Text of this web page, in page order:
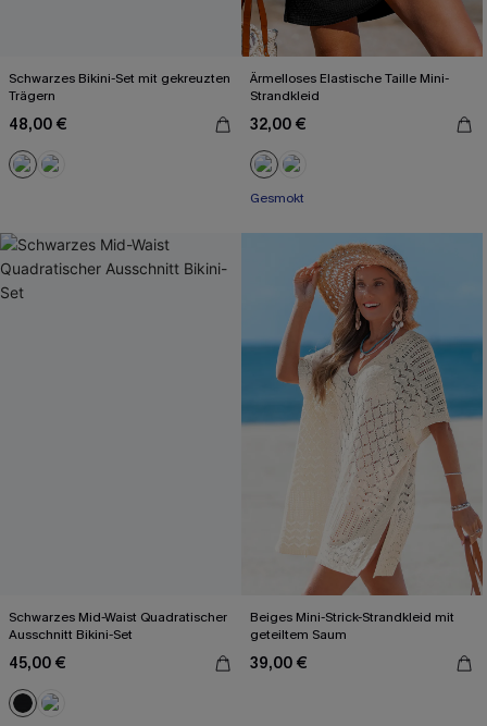
Schwarzes Bikini-Set mit gekreuzten
Trägern
48,00 €
Ärmelloses Elastische Taille Mini-
Strandkleid
32,00 €
Gesmokt
Schwarzes Mid-Waist Quadratischer
Ausschnitt Bikini-Set
45,00 €
Beiges Mini-Strick-Strandkleid mit
geteiltem Saum
39,00 €